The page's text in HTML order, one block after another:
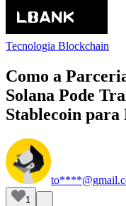
Tecnologia Blockchain
Como a
Solana Pode
Stablecoin para
1